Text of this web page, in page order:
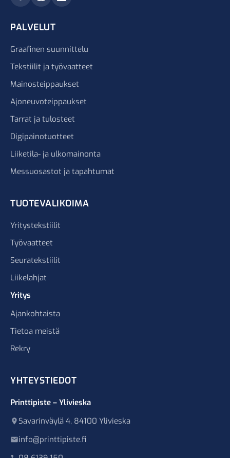
PALVELUT
Graafinen suunnittelu
Tekstiilit ja työvaatteet
Mainosteippaukset
Ajoneuvoteippaukset
Tarrat ja tulosteet
Digipainotuotteet
Liiketila- ja ulkomainonta
Messuosastot ja tapahtumat
TUOTEVALIKOIMA
Yritystekstiilit
Työvaatteet
Seuratekstiilit
Liikelahjat
Yritys
Ajankohtaista
Tietoa meistä
Rekry
YHTEYSTIEDOT
Printtipiste – Ylivieska
Savarinväylä 4, 84100 Ylivieska
info@printtipiste.fi